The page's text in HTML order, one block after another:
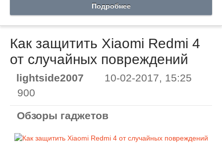
Подробнее
Как защитить Xiaomi Redmi 4
от случайных повреждений
lightside2007
10-02-2017, 15:25
900
Обзоры гаджетов